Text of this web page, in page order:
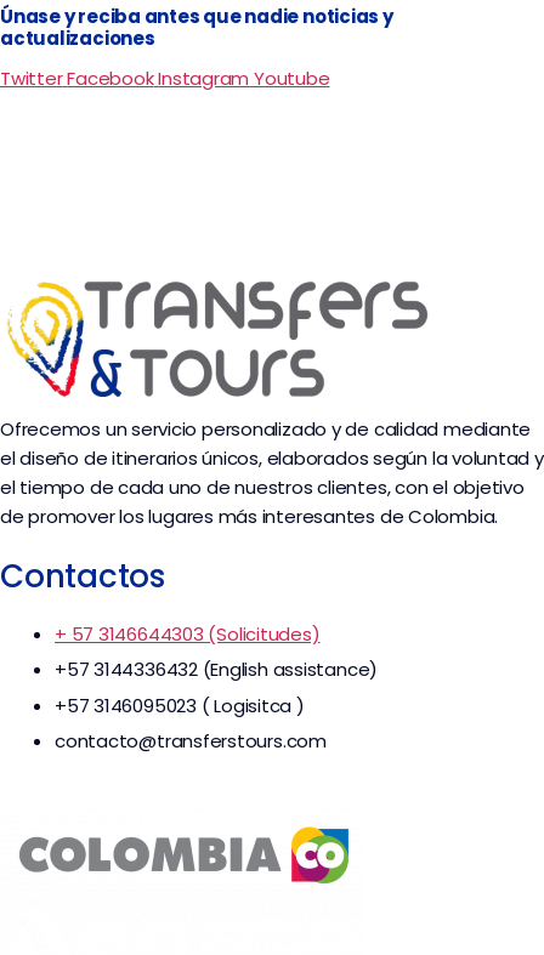
Únase y reciba antes que nadie noticias y
actualizaciones
TwitterFacebookInstagram Youtube
Ofrecemos un servicio personalizado y de calidad mediante
el diseño de itinerarios únicos, elaborados según la voluntad y
el tiempo de cada uno de nuestros clientes, con el objetivo
de promover los lugares más interesantes de Colombia.
Contactos
+ 57 3146644303 (Solicitudes)
+57 3144336432 (English assistance)
+57 3146095023 ( Logisitca )
contacto@transferstours.com